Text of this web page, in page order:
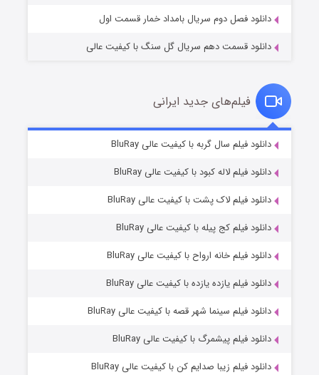
قسمت۶ (زیرنویس) منتشر شد
دانلود فصل دوم سریال بامداد خمار قسمت اول
دانلود قسمت دهم سریال گل سنگ با کیفیت عالی
فیلم‌های جدید ایرانی
دانلود فیلم سال گربه با کیفیت عالی BluRay
دانلود فیلم لاله کبود با کیفیت عالی BluRay
دانلود فیلم لاک پشت با کیفیت عالی BluRay
دانلود فیلم کج‌ پیله با کیفیت عالی BluRay
دانلود فیلم خانه ارواح با کیفیت عالی BluRay
دانلود فیلم یازده یازده با کیفیت عالی BluRay
دانلود فیلم سینما شهر قصه با کیفیت عالی BluRay
دانلود فیلم پیشمرگ با کیفیت عالی BluRay
دانلود فیلم زیبا صدایم کن با کیفیت عالی BluRay